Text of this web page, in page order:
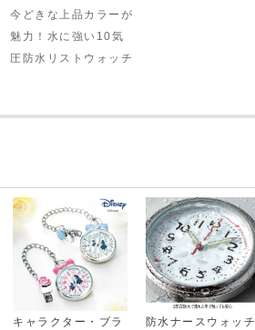
今どきな上品カラーが
魅力！水に強い10気
圧防水リストウォッチ
キャラクター・ブラ
防水ナースウォッチ